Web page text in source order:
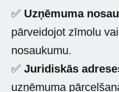
✅ Uzņēmuma
pārveidojot zīmolu
nosaukumu.
✅Juridiskās
uzņēmuma